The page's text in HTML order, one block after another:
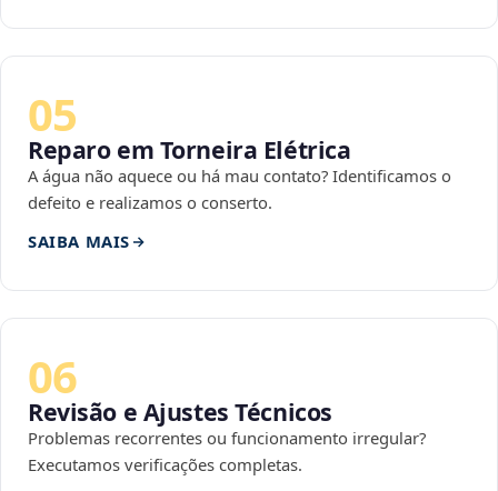
05
Reparo em Torneira Elétrica
A água não aquece ou há mau contato? Identificamos o
defeito e realizamos o conserto.
SAIBA MAIS
06
Revisão e Ajustes Técnicos
Problemas recorrentes ou funcionamento irregular?
Executamos verificações completas.